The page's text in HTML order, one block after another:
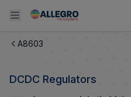
Back To Main Menu
Back To Main Menu
Back To Main Menu
Back To Main Menu
Back To Main Menu
关于 ALLEGRO
A8603
DCDC Regulators